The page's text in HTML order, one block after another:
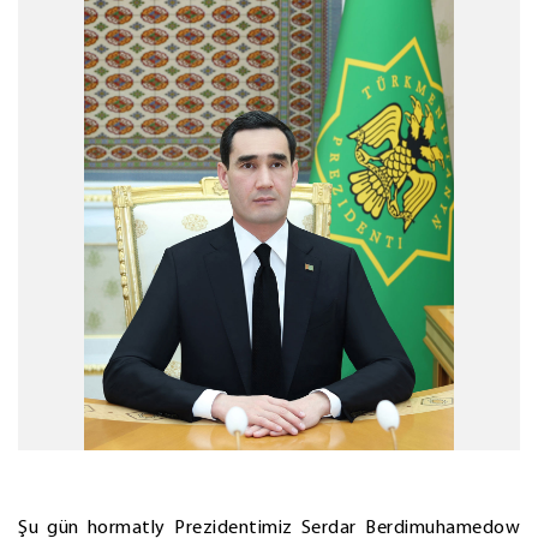
Şu gün hormatly Prezidentimiz Serdar Berdimuhamedow